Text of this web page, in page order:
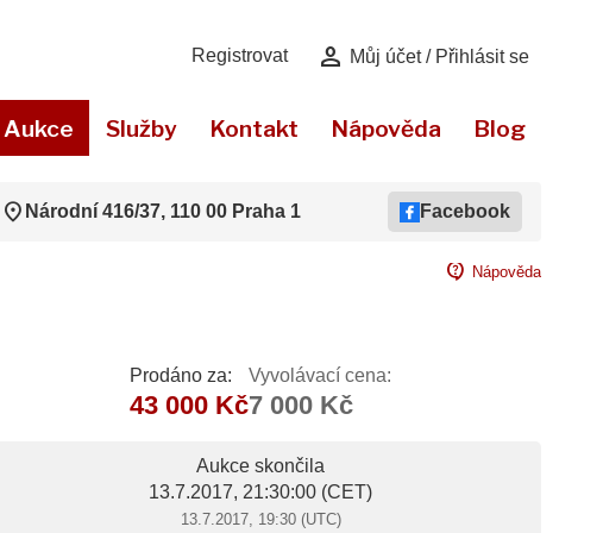
Registrovat person Můj účet / Přihlásit se
Aukce Služby Kontakt Nápověda Blog
location_on Národní 416/37, 110 00 Praha 1 Facebook
contact_support Nápověda
Prodáno za:
43 000 Kč
Vyvolávací cena:
7 000 Kč
Aukce skončila
13.7.2017, 21:30:00 (CET)
13.7.2017, 19:30 (UTC)